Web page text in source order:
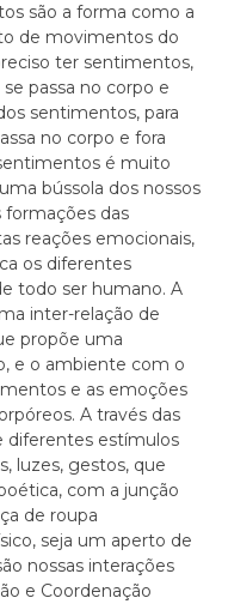
são a forma como a
de movimentos do
ter sentimentos,
passa no corpo e
sentimentos, para
no corpo e fora
é muito
bússola dos nossos
formações das
reações emocionais,
os diferentes
todo ser humano. A
inter-relação de
propõe uma
e o ambiente com o
e as emoções
A través das
diferentes estímulos
luzes, gestos, que
com a junção
de roupa
seja um aperto de
nossas interações
e Coordenação